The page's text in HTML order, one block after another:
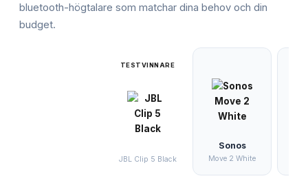
bluetooth-högtalare som matchar dina behov och din
budget.
TESTVINNARE
JBL Clip 5 Black
Sonos
Move 2 White